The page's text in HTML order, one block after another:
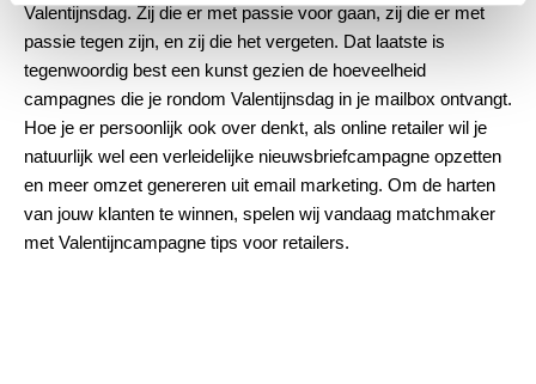
Valentijnsdag. Zij die er met passie voor gaan, zij die er met
passie tegen zijn, en zij die het vergeten. Dat laatste is
tegenwoordig best een kunst gezien de hoeveelheid
campagnes die je rondom Valentijnsdag in je mailbox ontvangt.
Hoe je er persoonlijk ook over denkt, als online retailer wil je
natuurlijk wel een verleidelijke nieuwsbriefcampagne opzetten
en meer omzet genereren uit email marketing. Om de harten
van jouw klanten te winnen, spelen wij vandaag matchmaker
met Valentijncampagne tips voor retailers.